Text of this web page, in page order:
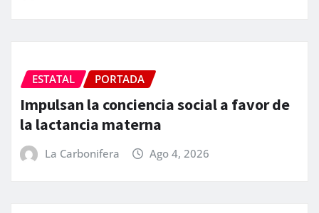
ESTATAL PORTADA
Impulsan la conciencia social a favor de
la lactancia materna
La Carbonifera Ago 4, 2026